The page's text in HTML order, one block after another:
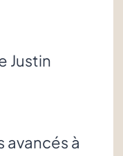
Justin
avancés à